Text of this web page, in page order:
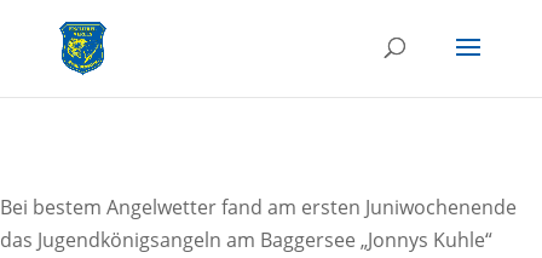
Bei bestem Angelwetter fand am ersten Juniwochenende
das Jugendkönigsangeln am Baggersee „Jonnys Kuhle“